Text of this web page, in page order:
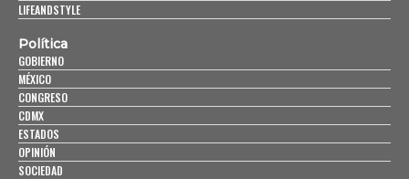
LIFEANDSTYLE
Política
GOBIERNO
MÉXICO
CONGRESO
CDMX
ESTADOS
OPINIÓN
SOCIEDAD